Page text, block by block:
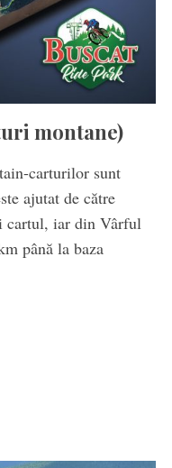
montane)
carturilor sunt
ajutat de către
cartul, iar din Vârful
până la baza